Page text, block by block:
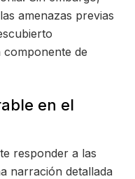
amenazas previas
componente de
en el
responder a las
narración detallada